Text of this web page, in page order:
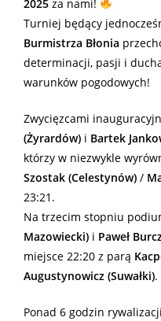
2025 za nami!
Turniej będący
Burmistrza Błonia
determinacji, pasji i
warunków pogodowych!
Zwycięzcami
(Żyrardów) i Bartek
którzy w niezwykle
Szostak (Celestynów) /
23:21.
Na trzecim stopniu
Mazowiecki) i Paweł
miejsce 22:20 z parą
Augustynowicz (Suwałki).
Ponad 6 godzin